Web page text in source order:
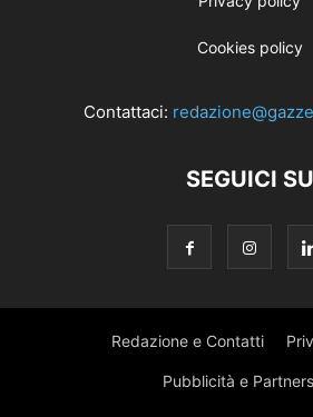
Cookies policy
Contattaci:
SEGUICI SU
Redazione e Contatti
Pubblicità e